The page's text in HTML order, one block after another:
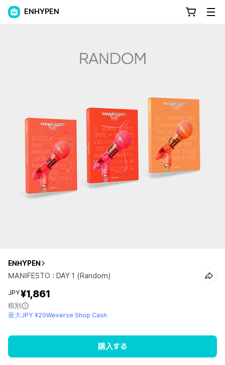
ENHYPEN
ENHYPEN
MANIFESTO : DAY 1 (Random)
JPY¥1,861
税別
最大JPY ¥20Weverse Shop Cash
購入する